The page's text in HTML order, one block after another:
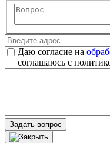
Даю согласие на
соглашаюсь с
Задать вопрос